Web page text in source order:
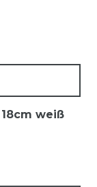
weiß